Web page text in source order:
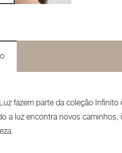
fazem parte da coleção
a luz encontra novos